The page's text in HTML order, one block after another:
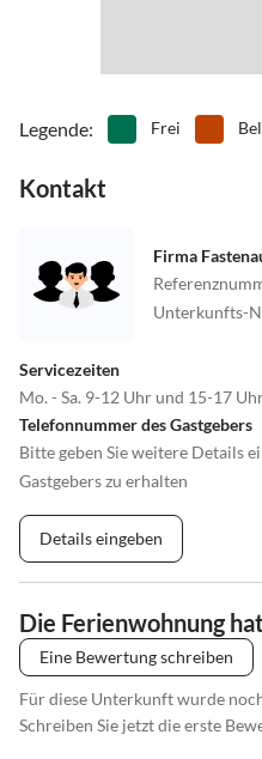
Legende: Frei
Kontakt
Firma
Unterkunfts-
Servicezeiten
Mo. - Sa. 9-12 Uhr und 15-17
Telefonnummer des Gastgebers
Bitte geben Sie weitere Details
Gastgebers zu erhalten
Details eingeben
Die Ferienwohnung
Eine Bewertung schreiben
Für diese Unterkunft wurde
Schreiben Sie jetzt die erste